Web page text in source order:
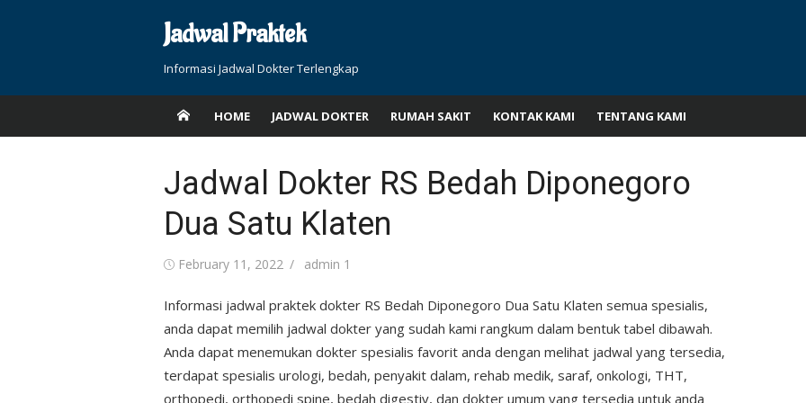
Jadwal Praktek
Informasi Jadwal Dokter Terlengkap
HOME JADWAL DOKTER RUMAH SAKIT KONTAK KAMI TENTANG KAMI
Jadwal Dokter RS Bedah Diponegoro
Dua Satu Klaten
Posted
February 11, 2022 Author
admin 1
Informasi jadwal praktek dokter RS Bedah Diponegoro Dua Satu Klaten semua spesialis,
anda dapat memilih jadwal dokter yang sudah kami rangkum dalam bentuk tabel dibawah.
Anda dapat menemukan dokter spesialis favorit anda dengan melihat jadwal yang tersedia,
terdapat spesialis urologi, bedah, penyakit dalam, rehab medik, saraf, onkologi, THT,
orthopedi, orthopedi spine, bedah digestiv, dan dokter umum yang tersedia untuk anda